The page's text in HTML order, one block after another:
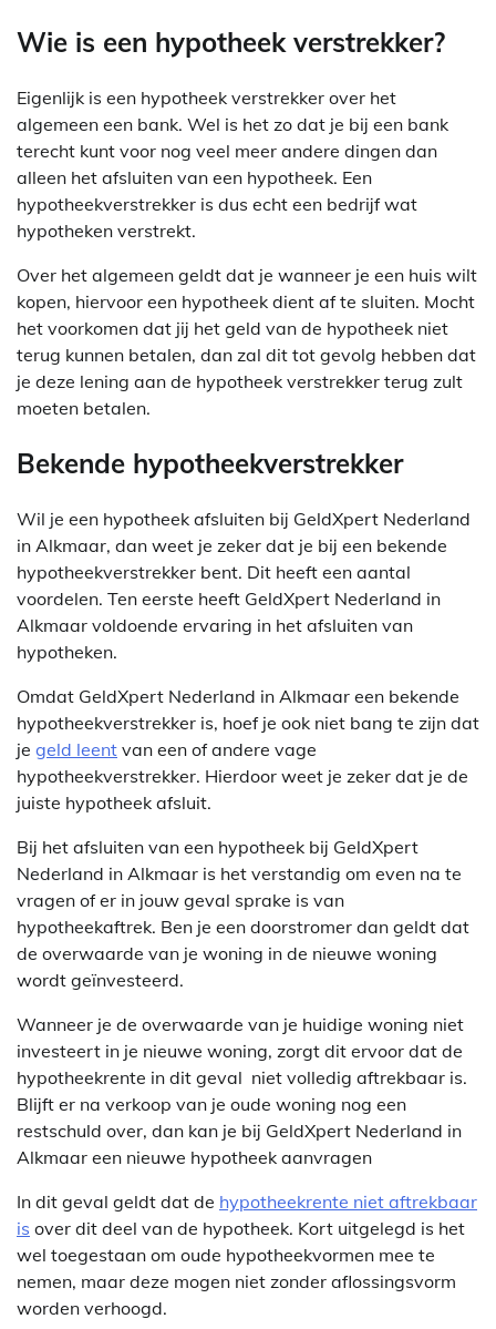
Wie is een hypotheek verstrekker?
Eigenlijk is een hypotheek verstrekker over het
algemeen een bank. Wel is het zo dat je bij een bank
terecht kunt voor nog veel meer andere dingen dan
alleen het afsluiten van een hypotheek. Een
hypotheekverstrekker is dus echt een bedrijf wat
hypotheken verstrekt.
Over het algemeen geldt dat je wanneer je een huis wilt
kopen, hiervoor een hypotheek dient af te sluiten. Mocht
het voorkomen dat jij het geld van de hypotheek niet
terug kunnen betalen, dan zal dit tot gevolg hebben dat
je deze lening aan de hypotheek verstrekker terug zult
moeten betalen.
Bekende hypotheekverstrekker
Wil je een hypotheek afsluiten bij GeldXpert Nederland
in Alkmaar, dan weet je zeker dat je bij een bekende
hypotheekverstrekker bent. Dit heeft een aantal
voordelen. Ten eerste heeft GeldXpert Nederland in
Alkmaar voldoende ervaring in het afsluiten van
hypotheken.
Omdat GeldXpert Nederland in Alkmaar een bekende
hypotheekverstrekker is, hoef je ook niet bang te zijn dat
je geld leent van een of andere vage
hypotheekverstrekker. Hierdoor weet je zeker dat je de
juiste hypotheek afsluit.
Bij het afsluiten van een hypotheek bij GeldXpert
Nederland in Alkmaar is het verstandig om even na te
vragen of er in jouw geval sprake is van
hypotheekaftrek. Ben je een doorstromer dan geldt dat
de overwaarde van je woning in de nieuwe woning
wordt geïnvesteerd.
Wanneer je de overwaarde van je huidige woning niet
investeert in je nieuwe woning, zorgt dit ervoor dat de
hypotheekrente in dit geval niet volledig aftrekbaar is.
Blijft er na verkoop van je oude woning nog een
restschuld over, dan kan je bij GeldXpert Nederland in
Alkmaar een nieuwe hypotheek aanvragen
In dit geval geldt dat de hypotheekrente niet aftrekbaar
is over dit deel van de hypotheek. Kort uitgelegd is het
wel toegestaan om oude hypotheekvormen mee te
nemen, maar deze mogen niet zonder aflossingsvorm
worden verhoogd.